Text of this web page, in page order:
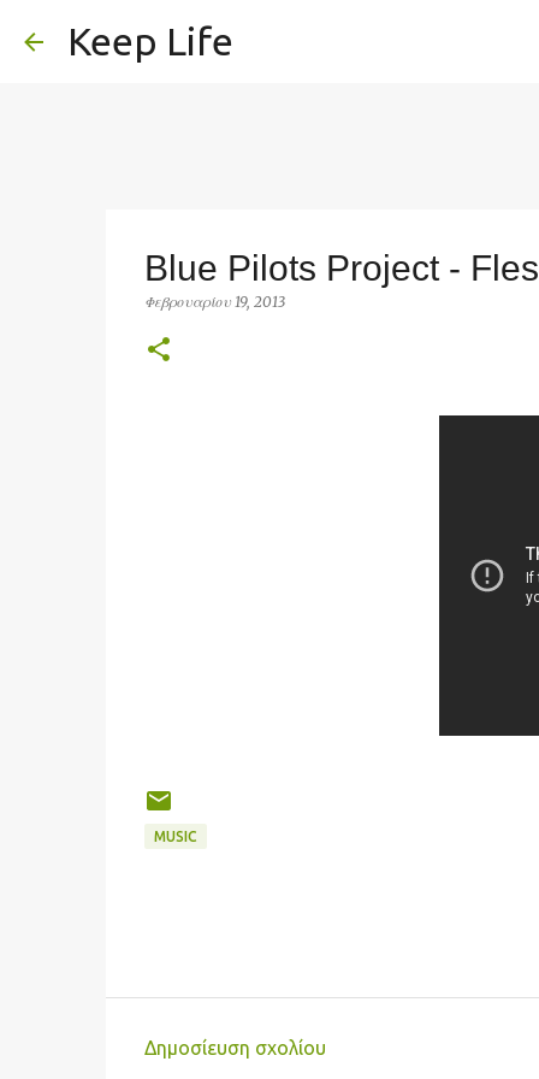
Keep Life
Blue Pilots Project -
Φεβρουαρίου 19, 2013
MUSIC
Δημοσίευση σχολίου